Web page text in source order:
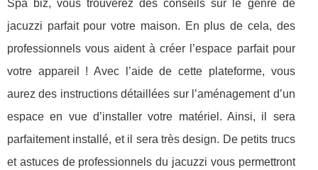
Spa biz, vous trouverez des conseils sur le genre de
jacuzzi parfait pour votre maison. En plus de cela, des
professionnels vous aident à créer l’espace parfait pour
votre appareil ! Avec l’aide de cette plateforme, vous
aurez des instructions détaillées sur l’aménagement d’un
espace en vue d’installer votre matériel. Ainsi, il sera
parfaitement installé, et il sera très design. De petits trucs
et astuces de professionnels du jacuzzi vous permettront